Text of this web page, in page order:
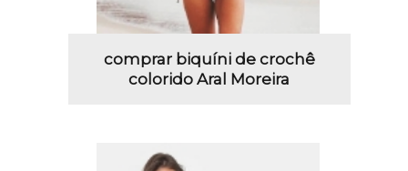
comprar biquíni de crochê
colorido Aral Moreira